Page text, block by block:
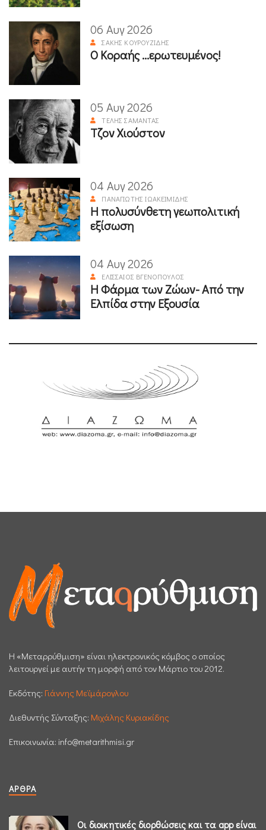
06 Αυγ 2026
ΣΆΚΗΣ ΚΟΥΡΟΥΖΊΔΗΣ
Ο Κοραής ...ερωτευμένος!
05 Αυγ 2026
ΤΈΛΗΣ ΣΑΜΑΝΤΆΣ
Τζον Χιούστον
04 Αυγ 2026
ΠΑΝΑΓΙΏΤΗΣ ΙΩΑΚΕΙΜΊΔΗΣ
Η πολυσύνθετη γεωπολιτική
εξίσωση
04 Αυγ 2026
ΕΛΙΣΣΑΊΟΣ ΒΓΕΝΌΠΟΥΛΟΣ
Η Φάρμα των Ζώων- Από την
Ελπίδα στην Εξουσία
H «Μεταρρύθμιση» είναι ηλεκτρονικός κόμβος ο οποίος
λειτουργεί με αυτήν τη μορφή από τον Μάρτιο του 2012.
Εκδότης: Γιάννης Μεϊμάρογλου
Διεθυντής Σύνταξης: Μιχάλης Κυριακίδης
Επικοινωνία: info@metarithmisi.gr
ΆΡΘΡΑ
Οι διοικητικές διορθώσεις και τα app είναι